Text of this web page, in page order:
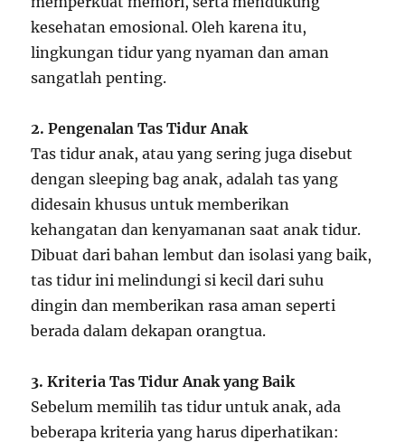
kesehatan emosional. Oleh karena itu,
lingkungan tidur yang nyaman dan aman
sangatlah penting.
2. Pengenalan Tas Tidur Anak
Tas tidur anak, atau yang sering juga disebut
dengan sleeping bag anak, adalah tas yang
didesain khusus untuk memberikan
kehangatan dan kenyamanan saat anak tidur.
Dibuat dari bahan lembut dan isolasi yang baik,
tas tidur ini melindungi si kecil dari suhu
dingin dan memberikan rasa aman seperti
berada dalam dekapan orangtua.
3. Kriteria Tas Tidur Anak yang Baik
Sebelum memilih tas tidur untuk anak, ada
beberapa kriteria yang harus diperhatikan: